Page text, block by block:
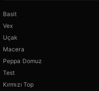
Basit
Vex
Uçak
Macera
Peppa Domuz
Test
Kırmızı Top